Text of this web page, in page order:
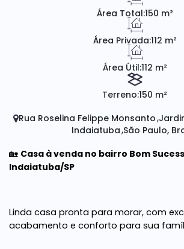
Área Total:150 m²
Área Privada:112 m²
Área Útil:112 m²
Terreno:150 m²
Rua Roselina Felippe Monsanto
Indaiatuba São Paulo,
🏡 Casa à venda no bairro Bom
Indaiatuba/SP
Linda casa pronta para morar, com
acabamento e conforto para sua